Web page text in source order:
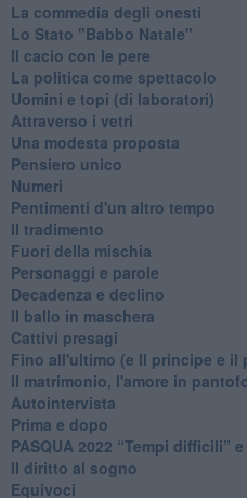
La commedia degli onesti
Lo Stato "Babbo Natale"
Il cacio con le pere
La politica come spettacolo
Uomini e topi (di laboratori)
Attraverso i vetri
Una modesta proposta
Pensiero unico
Numeri
Pentimenti d'un altro tempo
Il tradimento
Fuori della mischia
Personaggi e parole
Decadenza e declino
Il ballo in maschera
Cattivi presagi
Fino all'ultimo (e Il principe e il
Il matrimonio, l'amore in
Autointervista
Prima e dopo
​PASQUA 2022 “Tempi difficili”
Il diritto al sogno
Equivoci